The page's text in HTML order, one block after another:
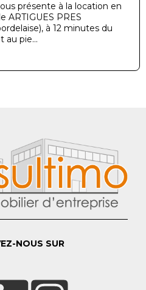
présente à la location en
ARTIGUES PRES
à 12 minutes du
au pie...
NOUS SUR